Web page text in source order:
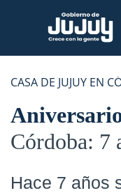
CASA DE JUJUY EN
Córdoba: 7
Hace 7 años